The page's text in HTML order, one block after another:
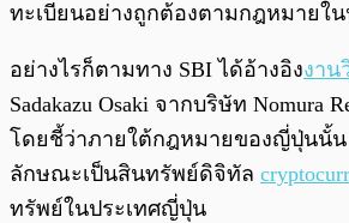
ทะเบียนอย่างถูกต้องตามกฎหมายใน
อย่างไรก็ตามทาง SBI ได้อ้างอิงงาน
Sadakazu Osaki จากบริษัท Nomura
โดยชี้ว่าภายใต้กฎหมายของญี่ปุ่นนั้น
ลักษณะเป็นสินทรัพย์ดิจิทัล
ทรัพย์ในประเทศญี่ปุ่น